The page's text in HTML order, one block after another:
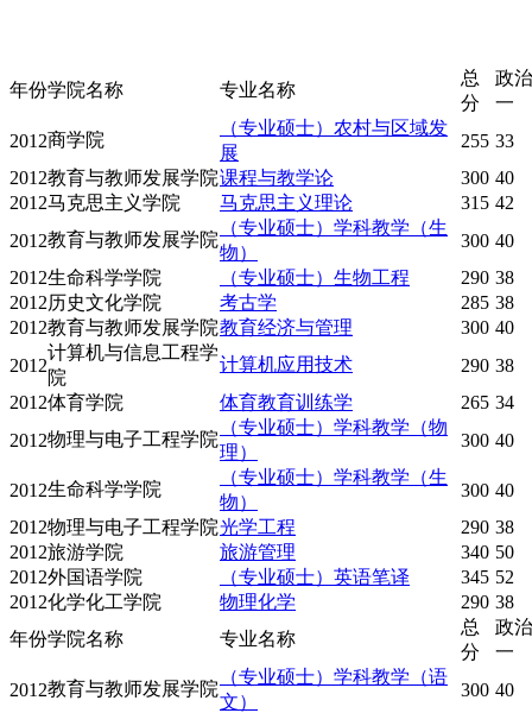
年份学院名称 专业名称
总
分
政
一
2012商学院
（专业硕士）农村与区域发
展
255 33
2012教育与教师发展学院课程与教学论 300 40
2012马克思主义学院 马克思主义理论 315 42
2012教育与教师发展学院
（专业硕士）学科教学（生
物）
300 40
2012生命科学学院 （专业硕士）生物工程 290 38
2012历史文化学院 考古学 285 38
2012教育与教师发展学院教育经济与管理 300 40
2012
计算机与信息工程学
院
计算机应用技术 290 38
2012体育学院 体育教育训练学 265 34
2012物理与电子工程学院
（专业硕士）学科教学（物
理）
300 40
2012生命科学学院
（专业硕士）学科教学（生
物）
300 40
2012物理与电子工程学院光学工程 290 38
2012旅游学院 旅游管理 340 50
2012外国语学院 （专业硕士）英语笔译 345 52
2012化学化工学院 物理化学 290 38
年份学院名称 专业名称
总
分
政
一
2012教育与教师发展学院
（专业硕士）学科教学（语
文）
300 40